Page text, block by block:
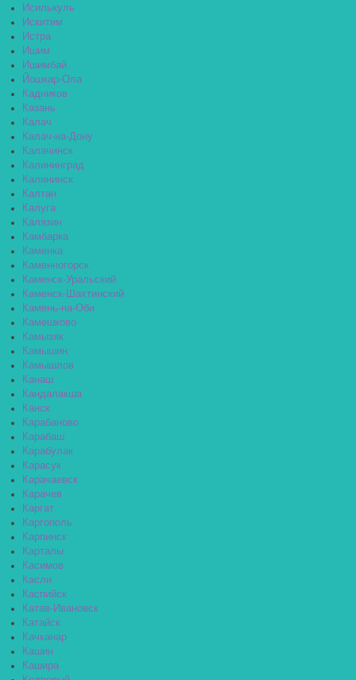
Исилькуль
Искитим
Истра
Ишим
Ишимбай
Йошкар-Ола
Кадников
Казань
Калач
Калач-на-Дону
Калачинск
Калининград
Калининск
Калтан
Калуга
Калязин
Камбарка
Каменка
Каменногорск
Каменск-Уральский
Каменск-Шахтинский
Камень-на-Оби
Камешково
Камызяк
Камышин
Камышлов
Канаш
Кандалакша
Канск
Карабаново
Карабаш
Карабулак
Карасук
Карачаевск
Карачев
Каргат
Каргополь
Карпинск
Карталы
Касимов
Касли
Каспийск
Катав-Ивановск
Катайск
Качканар
Кашин
Кашира